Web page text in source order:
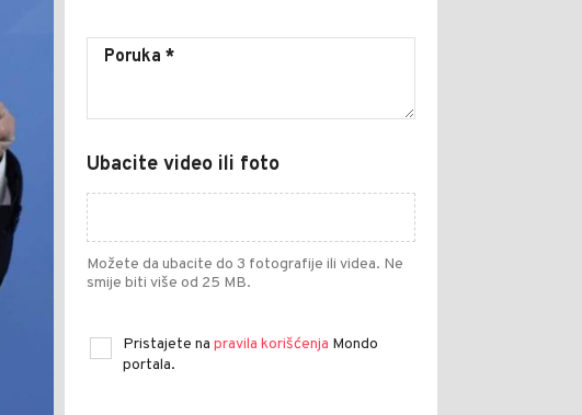
Ubacite video ili foto
Možete da ubacite do 3 fotografije ili videa. Ne
smije biti više od 25 MB.
Pristajete na pravila korišćenja Mondo
portala.